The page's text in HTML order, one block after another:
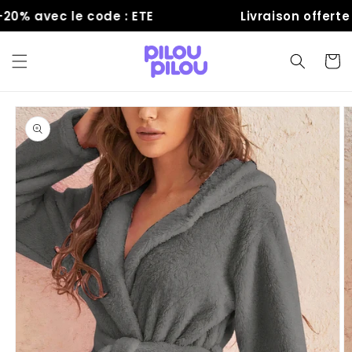
passer
au
avec le code : ETE Livraison offerte
Panier
Passer aux
informations
produits